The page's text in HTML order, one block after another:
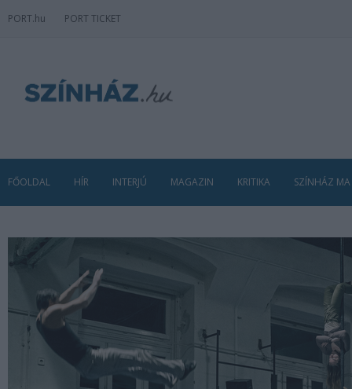
PORT.hu PORT TICKET
FŐOLDAL HÍR INTERJÚ MAGAZIN KRITIKA SZÍNHÁZ MA